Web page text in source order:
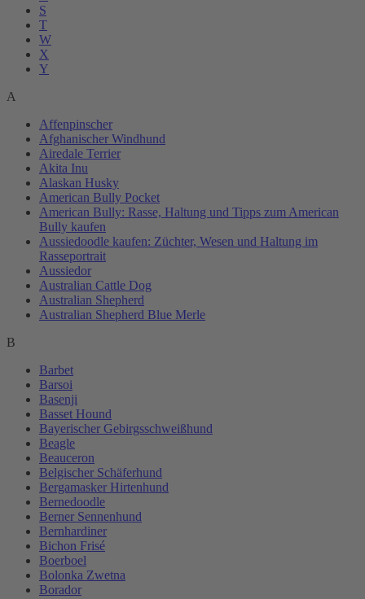
S
T
W
X
Y
A
Affenpinscher
Afghanischer Windhund
Airedale Terrier
Akita Inu
Alaskan Husky
American Bully Pocket
American Bully: Rasse, Haltung und Tipps zum American
Bully kaufen
Aussiedoodle kaufen: Züchter, Wesen und Haltung im
Rasseportrait
Aussiedor
Australian Cattle Dog
Australian Shepherd
Australian Shepherd Blue Merle
B
Barbet
Barsoi
Basenji
Basset Hound
Bayerischer Gebirgsschweißhund
Beagle
Beauceron
Belgischer Schäferhund
Bergamasker Hirtenhund
Bernedoodle
Berner Sennenhund
Bernhardiner
Bichon Frisé
Boerboel
Bolonka Zwetna
Borador